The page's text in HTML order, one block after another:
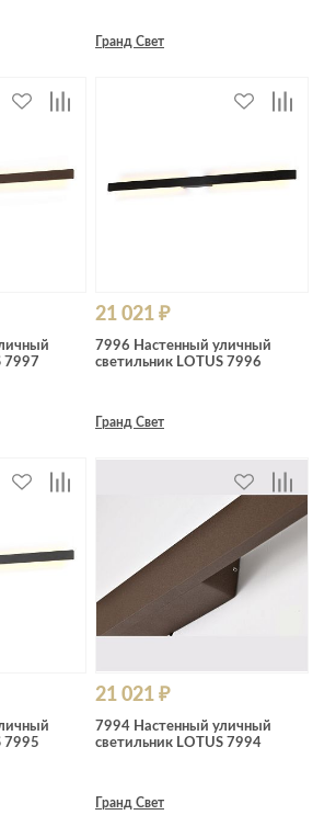
Гранд Свет
7997
21 021 ₽
7996 Настенный уличный
светильник LOTUS 7996
Гранд Свет
7995
21 021 ₽
7994 Настенный уличный
светильник LOTUS 7994
Гранд Свет